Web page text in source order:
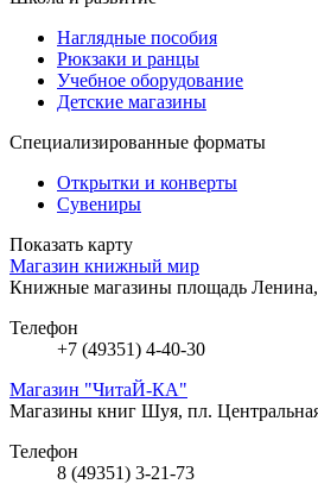
Наглядные пособия
Рюкзаки и ранцы
Учебное оборудование
Детские магазины
Специализированные форматы
Открытки и конверты
Сувениры
Показать карту
Магазин книжный мир
Книжные магазины площадь
Телефон
+7 (49351) 4-40-30
Магазин "ЧитаЙ-КА"
Магазины книг Шуя, пл.
Телефон
8 (49351) 3-21-73